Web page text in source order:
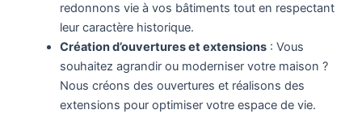
redonnons vie à vos bâtiments tout en respectant
leur caractère historique.
Création d’ouvertures et extensions: Vous
souhaitez agrandir ou moderniser votre maison ?
Nous créons des ouvertures et réalisons des
extensions pour optimiser votre espace de vie.